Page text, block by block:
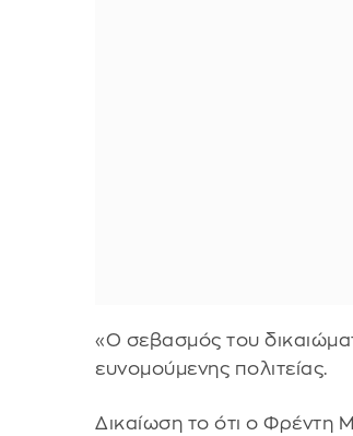
«Ο σεβασμός του
ευνομούμενης πολιτείας.
Δικαίωση το ότι ο Φρέντη